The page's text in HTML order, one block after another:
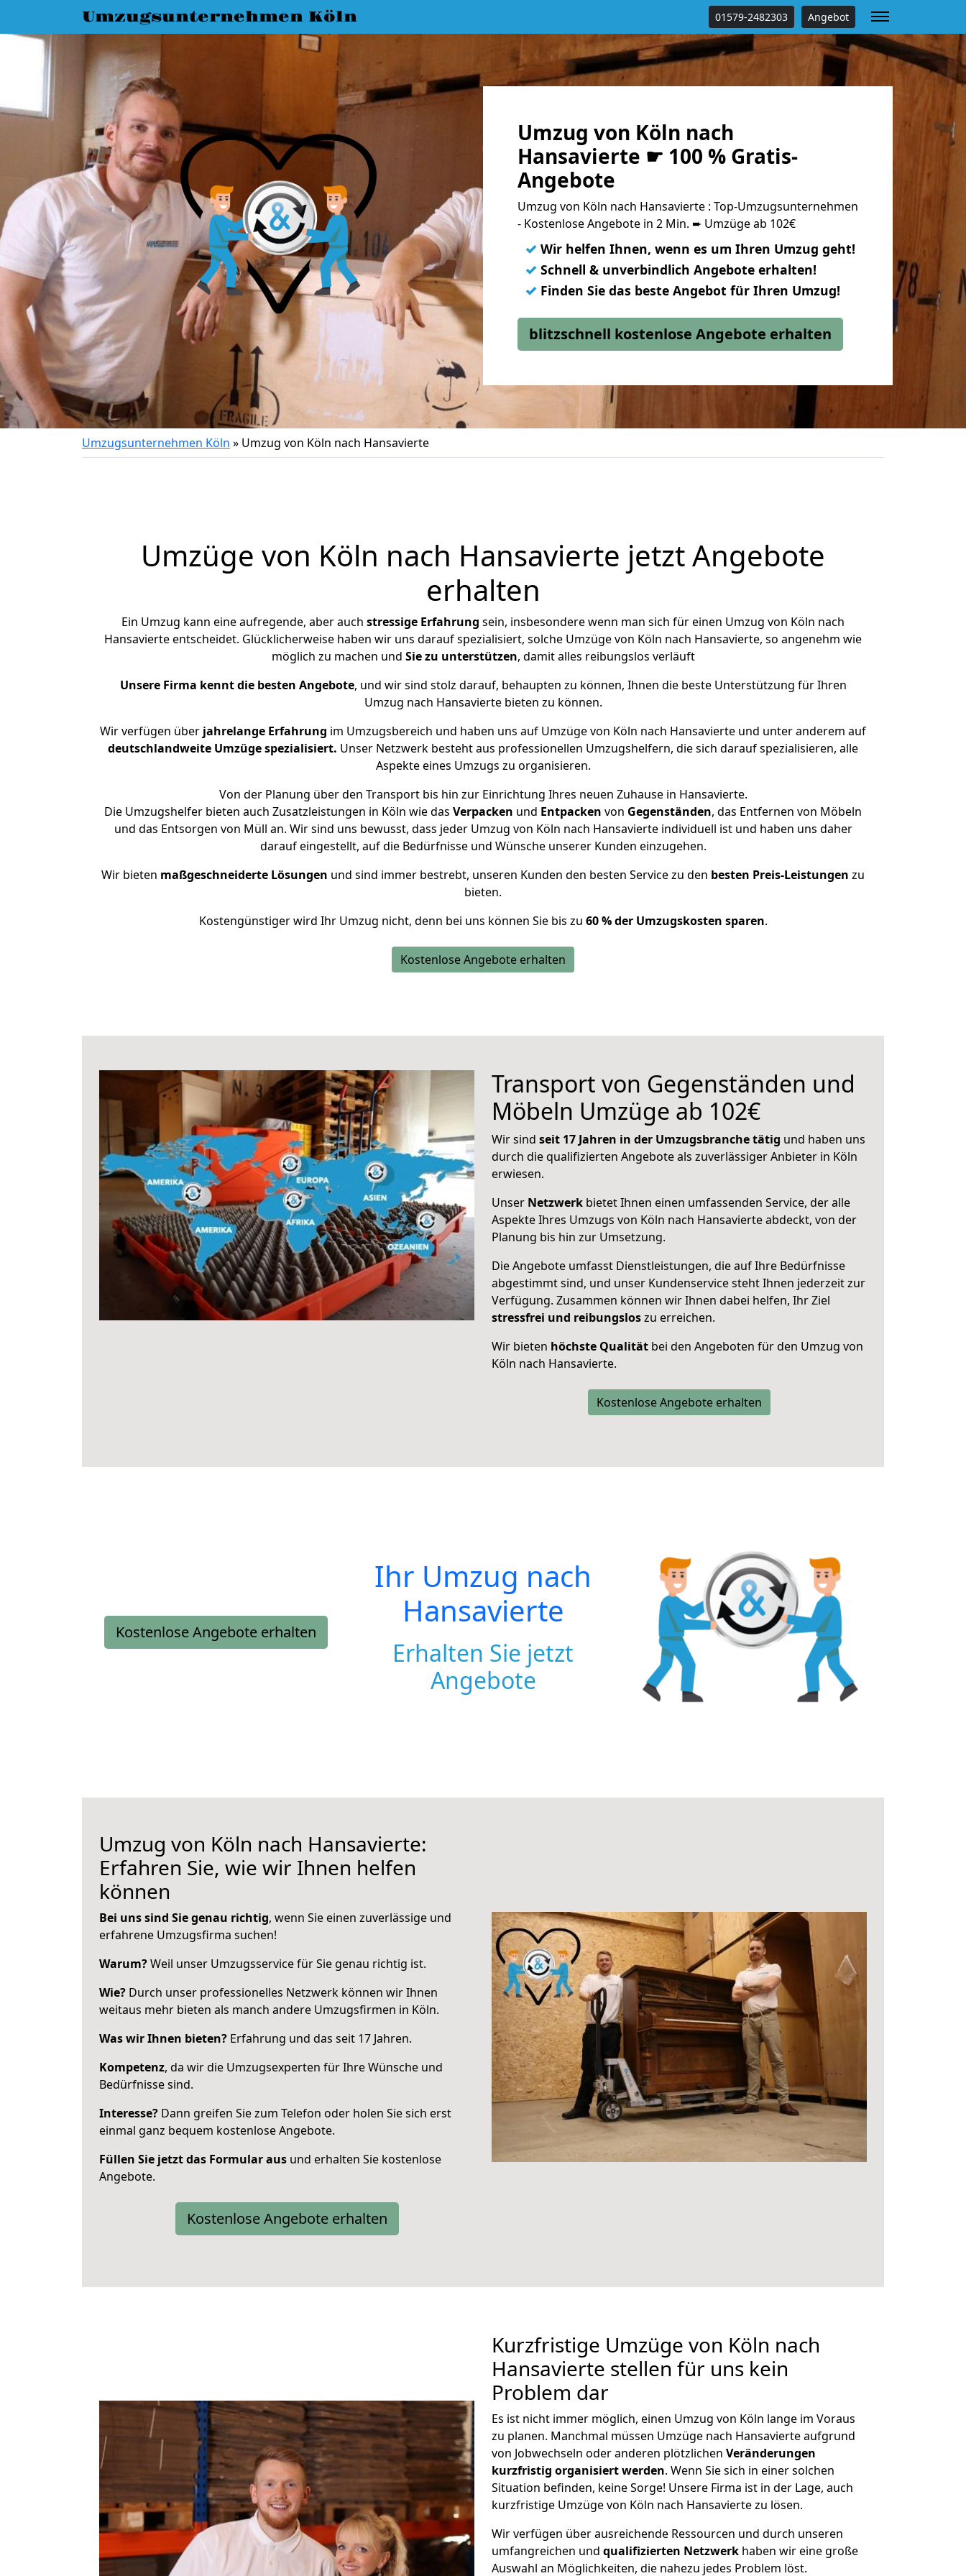
Umzugsunternehmen Köln 01579-2482303 Angebot
Umzug von Köln nach
Hansavierte ☛ 100 % Gratis-
Angebote
Umzug von Köln nach Hansavierte : Top-Umzugsunternehmen
- Kostenlose Angebote in 2 Min. ➨ Umzüge ab 102€
✓ Wir helfen Ihnen, wenn es um Ihren Umzug geht!
✓ Schnell & unverbindlich Angebote erhalten!
✓ Finden Sie das beste Angebot für Ihren Umzug!
blitzschnell kostenlose Angebote erhalten
Umzugsunternehmen Köln » Umzug von Köln nach Hansavierte
Umzüge von Köln nach Hansavierte jetzt Angebote
erhalten
Ein Umzug kann eine aufregende, aber auch stressige Erfahrung sein, insbesondere wenn man sich für einen Umzug von Köln nach
Hansavierte entscheidet. Glücklicherweise haben wir uns darauf spezialisiert, solche Umzüge von Köln nach Hansavierte, so angenehm wie
möglich zu machen und Sie zu unterstützen, damit alles reibungslos verläuft
Unsere Firma kennt die besten Angebote, und wir sind stolz darauf, behaupten zu können, Ihnen die beste Unterstützung für Ihren
Umzug nach Hansavierte bieten zu können.
Wir verfügen über jahrelange Erfahrung im Umzugsbereich und haben uns auf Umzüge von Köln nach Hansavierte und unter anderem auf
deutschlandweite Umzüge spezialisiert. Unser Netzwerk besteht aus professionellen Umzugshelfern, die sich darauf spezialisieren, alle
Aspekte eines Umzugs zu organisieren.
Von der Planung über den Transport bis hin zur Einrichtung Ihres neuen Zuhause in Hansavierte.
Die Umzugshelfer bieten auch Zusatzleistungen in Köln wie das Verpacken und Entpacken von Gegenständen, das Entfernen von Möbeln
und das Entsorgen von Müll an. Wir sind uns bewusst, dass jeder Umzug von Köln nach Hansavierte individuell ist und haben uns daher
darauf eingestellt, auf die Bedürfnisse und Wünsche unserer Kunden einzugehen.
Wir bieten maßgeschneiderte Lösungen und sind immer bestrebt, unseren Kunden den besten Service zu den besten Preis-Leistungen zu
bieten.
Kostengünstiger wird Ihr Umzug nicht, denn bei uns können Sie bis zu 60 % der Umzugskosten sparen.
Kostenlose Angebote erhalten
Transport von Gegenständen und
Möbeln Umzüge ab 102€
Wir sind seit 17 Jahren in der Umzugsbranche tätig und haben uns
durch die qualifizierten Angebote als zuverlässiger Anbieter in Köln
erwiesen.
Unser Netzwerk bietet Ihnen einen umfassenden Service, der alle
Aspekte Ihres Umzugs von Köln nach Hansavierte abdeckt, von der
Planung bis hin zur Umsetzung.
Die Angebote umfasst Dienstleistungen, die auf Ihre Bedürfnisse
abgestimmt sind, und unser Kundenservice steht Ihnen jederzeit zur
Verfügung. Zusammen können wir Ihnen dabei helfen, Ihr Ziel
stressfrei und reibungsloszu erreichen.
Wir bieten höchste Qualität bei den Angeboten für den Umzug von
Köln nach Hansavierte.
Kostenlose Angebote erhalten
Kostenlose Angebote erhalten
Ihr Umzug nach
Hansavierte
Erhalten Sie jetzt
Angebote
Umzug von Köln nach Hansavierte:
Erfahren Sie, wie wir Ihnen helfen
können
Bei uns sind Sie genau richtig, wenn Sie einen zuverlässige und
erfahrene Umzugsfirma suchen!
Warum?Weil unser Umzugsservice für Sie genau richtig ist.
Wie? Durch unser professionelles Netzwerk können wir Ihnen
weitaus mehr bieten als manch andere Umzugsfirmen in Köln.
Was wir Ihnen bieten? Erfahrung und das seit 17 Jahren.
Kompetenz, da wir die Umzugsexperten für Ihre Wünsche und
Bedürfnisse sind.
Interesse? Dann greifen Sie zum Telefon oder holen Sie sich erst
einmal ganz bequem kostenlose Angebote.
Füllen Sie jetzt das Formular aus und erhalten Sie kostenlose
Angebote.
Kostenlose Angebote erhalten
Kurzfristige Umzüge von Köln nach
Hansavierte stellen für uns kein
Problem dar
Es ist nicht immer möglich, einen Umzug von Köln lange im Voraus
zu planen. Manchmal müssen Umzüge nach Hansavierte aufgrund
von Jobwechseln oder anderen plötzlichen Veränderungen
kurzfristig organisiert werden. Wenn Sie sich in einer solchen
Situation befinden, keine Sorge! Unsere Firma ist in der Lage, auch
kurzfristige Umzüge von Köln nach Hansavierte zu lösen.
Wir verfügen über ausreichende Ressourcen und durch unseren
umfangreichen und qualifizierten Netzwerk haben wir eine große
Auswahl an Möglichkeiten, die nahezu jedes Problem löst.